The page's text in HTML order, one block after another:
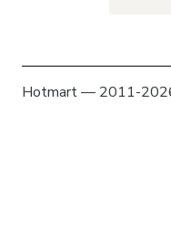
Hotmart — 2011-